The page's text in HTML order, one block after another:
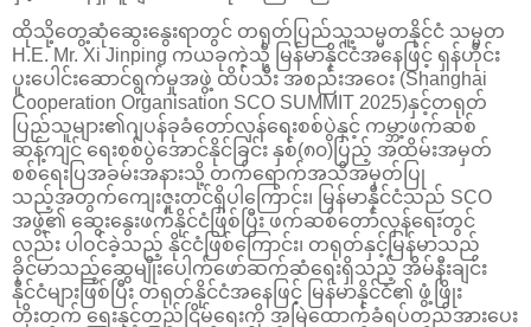
ထိုသို့တွေ့ဆုံဆွေးနွေးရာတွင် တရုတ်ပြည်သူ့သမ္မတနိုင်ငံ သမ္မတ
H.E. Mr. Xi Jinping ကယခုကဲ့သို့ မြန်မာနိုင်ငံအနေဖြင့် ရှန်ဟိုင်း
ပူးပေါင်းဆောင်ရွက်မှုအဖွဲ့ ထိပ်သီး အစည်းအဝေး (Shanghai
Cooperation Organisation SCO SUMMIT 2025)နှင့်တရုတ်
ပြည်သူများ၏ဂျပန်ခုခံတော်လှန်ရေးစစ်ပွဲနှင့် ကမ္ဘာ့ဖက်ဆစ်
ဆန့်ကျင် ရေးစစ်ပွဲအောင်နိုင်ခြင်း နှစ်(၈၀)ပြည့် အထိမ်းအမှတ်
စစ်ရေးပြအခမ်းအနားသို့ တက်ရောက်အသိအမှတ်ပြု
သည့်အတွက်ကျေးဇူးတင်ရှိပါကြောင်း၊ မြန်မာနိုင်ငံသည် SCO
အဖွဲ့၏ ဆွေးနွေးဖက်နိုင်ငံဖြစ်ပြီး ဖက်ဆစ်တော်လှန်ရေးတွင်
လည်း ပါဝင်ခဲ့သည့် နိုင်ငံဖြစ်ကြောင်း၊ တရုတ်နှင့်မြန်မာသည်
ခိုင်မာသည့်ဆွေမျိုးပေါက်ဖော်ဆက်ဆံရေးရှိသည့် အိမ်နီးချင်း
နိုင်ငံများဖြစ်ပြီး တရုတ်နိုင်ငံအနေဖြင့် မြန်မာနိုင်ငံ၏ ဖွံ့ဖြိုး
တိုးတက် ရေးနှင့်တည်ငြိမ်ရေးကို အမြဲထောက်ခံရပ်တည်အားပေး